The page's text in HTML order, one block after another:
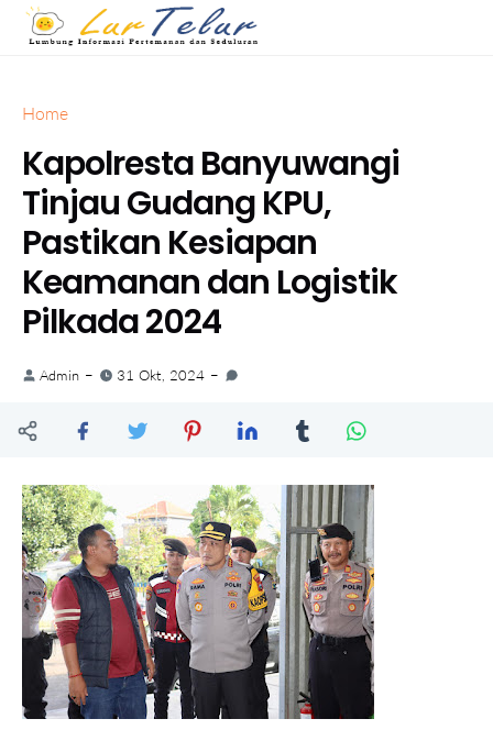
Home
Kapolresta Banyuwangi
Tinjau Gudang KPU,
Pastikan Kesiapan
Keamanan dan Logistik
Pilkada 2024
Admin 31 Okt, 2024